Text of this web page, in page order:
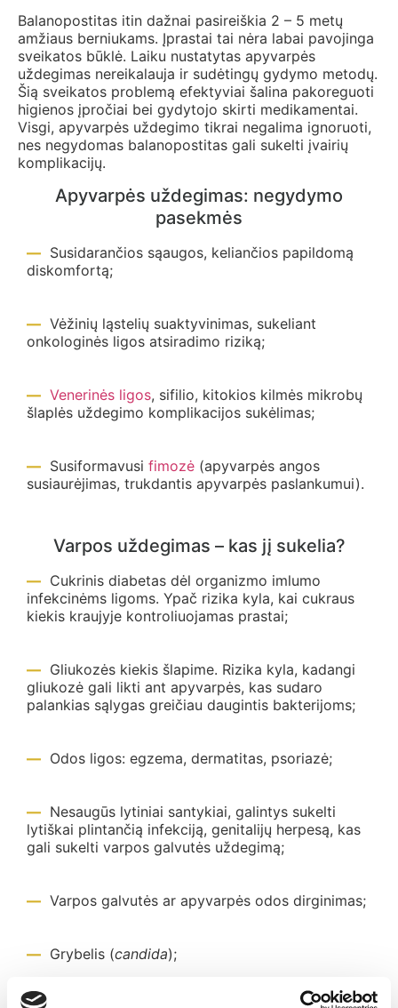
Balanopostitas itin dažnai pasireiškia 2 – 5 metų
amžiaus berniukams. Įprastai tai nėra labai pavojinga
sveikatos būklė. Laiku nustatytas apyvarpės
uždegimas nereikalauja ir sudėtingų gydymo metodų.
Šią sveikatos problemą efektyviai šalina pakoreguoti
higienos įpročiai bei gydytojo skirti medikamentai.
Visgi, apyvarpės uždegimo tikrai negalima ignoruoti,
nes negydomas balanopostitas gali sukelti įvairių
komplikacijų.
Apyvarpės uždegimas: negydymo
pasekmės
Susidarančios sąaugos, keliančios papildomą
diskomfortą;
Vėžinių ląstelių suaktyvinimas, sukeliant
onkologinės ligos atsiradimo riziką;
Venerinės ligos, sifilio, kitokios kilmės mikrobų
šlaplės uždegimo komplikacijos sukėlimas;
Susiformavusi fimozė (apyvarpės angos
susiaurėjimas, trukdantis apyvarpės paslankumui).
Varpos uždegimas – kas jį sukelia?
Cukrinis diabetas dėl organizmo imlumo
infekcinėms ligoms. Ypač rizika kyla, kai cukraus
kiekis kraujyje kontroliuojamas prastai;
Gliukozės kiekis šlapime. Rizika kyla, kadangi
gliukozė gali likti ant apyvarpės, kas sudaro
palankias sąlygas greičiau daugintis bakterijoms;
Odos ligos: egzema, dermatitas, psoriazė;
Nesaugūs lytiniai santykiai, galintys sukelti
lytiškai plintančią infekciją, genitalijų herpesą, kas
gali sukelti varpos galvutės uždegimą;
Varpos galvutės ar apyvarpės odos dirginimas;
Grybelis (candida);